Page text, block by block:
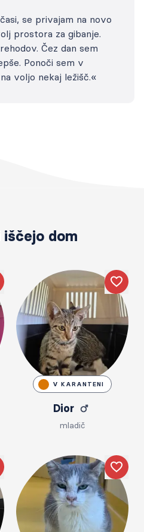
se privajam na novo
prostora za gibanje.
Čez dan sem
Ponoči sem v
voljo nekaj ležišč.«
dom
Like
V KARANTENI
Dior
mladič
Like